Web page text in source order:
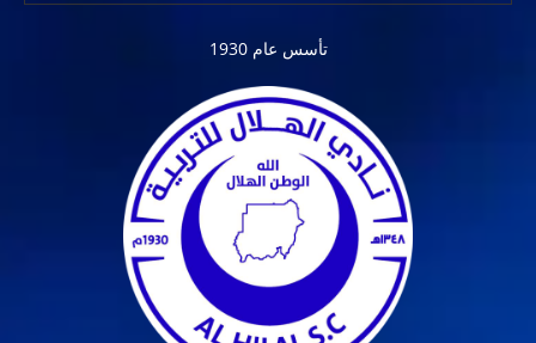
تأسس عام 1930